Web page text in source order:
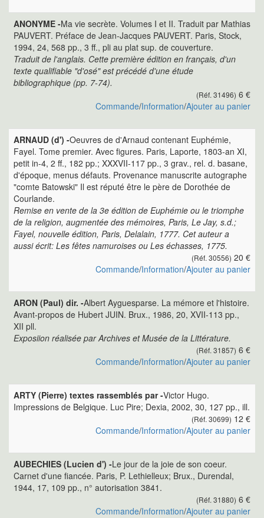
ANONYME -Ma vie secrète. Volumes I et II. Traduit par Mathias
PAUVERT. Préface de Jean-Jacques PAUVERT. Paris, Stock,
1994, 24, 568 pp., 3 ff., pli au plat sup. de couverture.
Traduit de l'anglais. Cette première édition en français, d'un
texte qualifiable "d'osé" est précédé d'une étude
bibliographique (pp. 7-74).
(Réf. 31496) 6 €
Commande/Information/Ajouter au panier
ARNAUD (d') -Oeuvres de d'Arnaud contenant Euphémie,
Fayel. Tome premier. Avec figures. Paris, Laporte, 1803-an XI,
petit in-4, 2 ff., 182 pp.; XXXVII-117 pp., 3 grav., rel. d. basane,
d'époque, menus défauts. Provenance manuscrite autographe
"comte Batowski" Il est réputé être le père de Dorothée de
Courlande.
Remise en vente de la 3e édition de Euphémie ou le triomphe
de la religion, augmentée des mémoires, Paris, Le Jay, s.d.;
Fayel, nouvelle édition, Paris, Delalain, 1777. Cet auteur a
aussi écrit: Les fêtes namuroises ou Les échasses, 1775.
(Réf. 30556) 20 €
Commande/Information/Ajouter au panier
ARON (Paul) dir. -Albert Ayguesparse. La mémore et l'histoire.
Avant-propos de Hubert JUIN. Brux., 1986, 20, XVII-113 pp.,
XII pll.
Exposiion réalisée par Archives et Musée de la Littérature.
(Réf. 31857) 6 €
Commande/Information/Ajouter au panier
ARTY (Pierre) textes rassemblés par -Victor Hugo.
Impressions de Belgique. Luc Pire; Dexia, 2002, 30, 127 pp., ill.
(Réf. 30699) 12 €
Commande/Information/Ajouter au panier
AUBECHIES (Lucien d') -Le jour de la joie de son coeur.
Carnet d'une fiancée. Paris, P. Lethielleux; Brux., Durendal,
1944, 17, 109 pp., n° autorisation 3841.
(Réf. 31880) 6 €
Commande/Information/Ajouter au panier